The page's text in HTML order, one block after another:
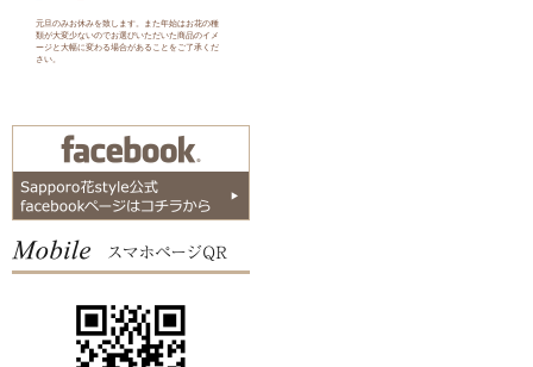
元旦のみお休みを致します。また年始はお花の種
類が大変少ないのでお選びいただいた商品のイメ
ージと大幅に変わる場合があることをご了承くだ
さい。